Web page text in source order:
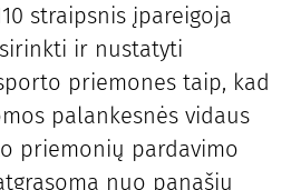
straipsnis įpareigoja
ir nustatyti
priemones taip, kad
palankesnės vidaus
priemonių pardavimo
nuo panašių